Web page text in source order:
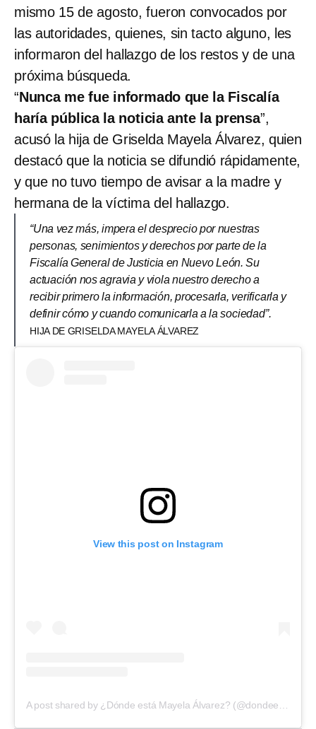
mismo 15 de agosto, fueron convocados por
las autoridades, quienes, sin tacto alguno, les
informaron del hallazgo de los restos y de una
próxima búsqueda.
“Nunca me fue informado que la Fiscalía
haría pública la noticia ante la prensa”,
acusó la hija de Griselda Mayela Álvarez, quien
destacó que la noticia se difundió rápidamente,
y que no tuvo tiempo de avisar a la madre y
hermana de la víctima del hallazgo.
“Una vez más, impera el desprecio por nuestras
personas, senimientos y derechos por parte de la
Fiscalía General de Justicia en Nuevo León. Su
actuación nos agravia y viola nuestro derecho a
recibir primero la información, procesarla, verificarla y
definir cómo y cuando comunicarla a la sociedad”.
HIJA DE GRISELDA MAYELA ÁLVAREZ
View this post on Instagram